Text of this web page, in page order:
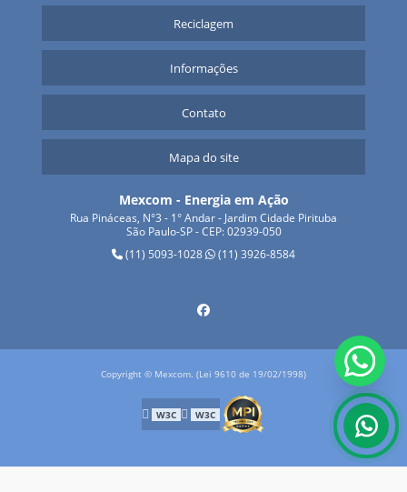
Reciclagem
Informações
Contato
Mapa do site
Mexcom - Energia em Ação
Rua Pináceas, N°3 - 1° Andar - Jardim Cidade Pirituba
São Paulo-SP - CEP: 02939-050
(11) 5093-1028
(11) 3926-8584
Copyright © Mexcom. (Lei 9610 de 19/02/1998)
W3C W3C